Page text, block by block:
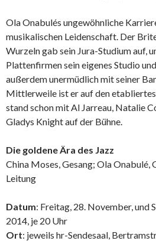
Ola Onabulés ungewöhnliche
musikalischen Leidenschaft. Der
Wurzeln gab sein Jura-Studium auf,
Plattenfirmen sein eigenes Studio
außerdem unermüdlich mit seiner
Mittlerweile ist er auf den
stand schon mit Al Jarreau, Natalie
Gladys Knight auf der Bühne.
Die goldene Ära des Jazz
China Moses, Gesang; Ola Onabulé,
Leitung
Datum: Freitag, 28. November, und
2014, je 20 Uhr
Ort: jeweils hr-Sendesaal,